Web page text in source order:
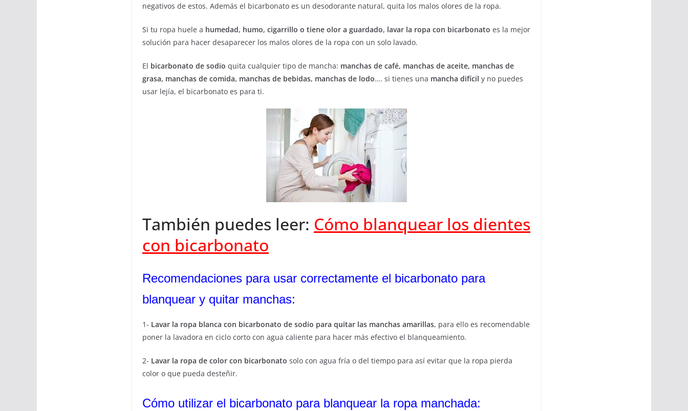
negativos de estos. Además el bicarbonato es un desodorante natural, quita los malos olores de la ropa.
Si tu ropa huele a humedad, humo, cigarrillo o tiene olor a guardado, lavar la ropa con bicarbonato es la mejor
solución para hacer desaparecer los malos olores de la ropa con un solo lavado.
El bicarbonato de sodio quita cualquier tipo de mancha: manchas de café, manchas de aceite, manchas de
grasa, manchas de comida, manchas de bebidas, manchas de lodo…. si tienes una mancha difícil y no puedes
usar lejía, el bicarbonato es para ti.
También puedes leer: Cómo blanquear los dientes
con bicarbonato
Recomendaciones para usar correctamente el bicarbonato para
blanquear y quitar manchas:
1- Lavar la ropa blanca con bicarbonato de sodio para quitar las manchas amarillas, para ello es recomendable
poner la lavadora en ciclo corto con agua caliente para hacer más efectivo el blanqueamiento.
2- Lavar la ropa de color con bicarbonato solo con agua fría o del tiempo para así evitar que la ropa pierda
color o que pueda desteñir.
Cómo utilizar el bicarbonato para blanquear la ropa manchada: